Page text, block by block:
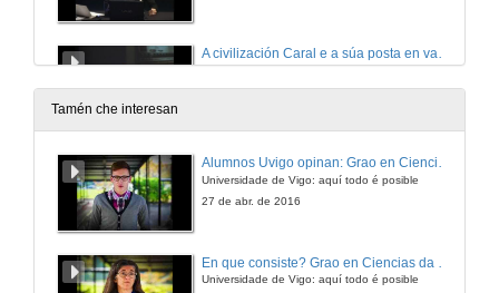
26 de set. de 2014
O caso dos museos situados nos montes vascos e os seus diferentes modelos de xestión
Tamén che interesan
Alumnos Uvigo opinan: Grao en Ciencias da Linguaxe e Estudos Literarios
Universidade de Vigo: aquí todo é posible
27 de abr. de 2016
Universidade de Vigo: aquí todo é posible